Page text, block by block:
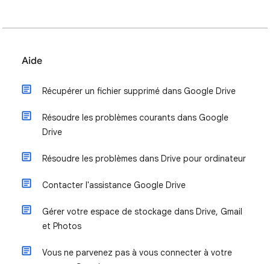
Aide
Récupérer un fichier supprimé dans Google Drive
Résoudre les problèmes courants dans Google
Drive
Résoudre les problèmes dans Drive pour ordinateur
Contacter l'assistance Google Drive
Gérer votre espace de stockage dans Drive, Gmail
et Photos
Vous ne parvenez pas à vous connecter à votre